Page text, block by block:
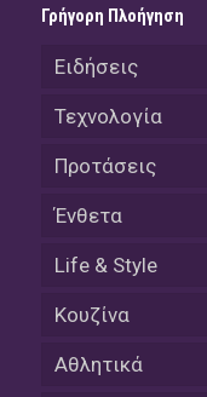
Γρήγορη Πλοήγηση
Ειδήσεις
Τεχνολογία
Προτάσεις
Ένθετα
Life & Style
Κουζίνα
Αθλητικά